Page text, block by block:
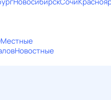
Местные
Новостные